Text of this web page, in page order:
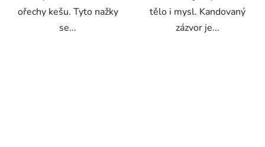
ořechy kešu. Tyto nažky
se...
tělo i mysl. Kandovaný
zázvor je...